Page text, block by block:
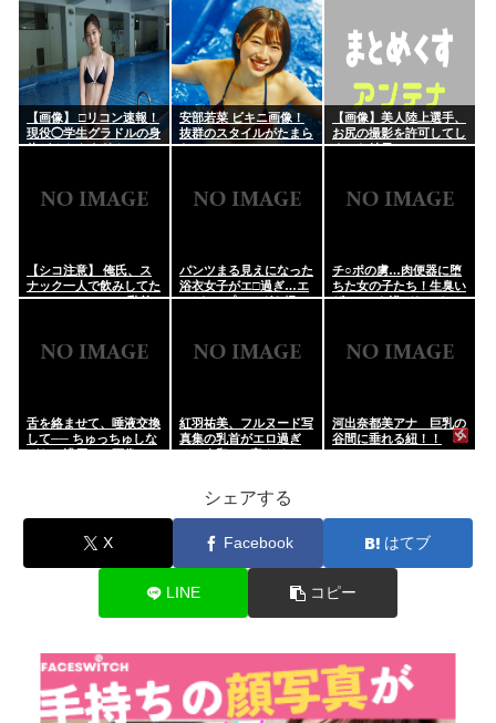
イドルを巨漢プレスでレ
イプした
【画像】 □リコン速報！
現役◯学生グラドルの身
体がオトナすぎるｗｗｗ
安部若菜 ビキニ画像！
抜群のスタイルがたまら
ない！
【画像】美人陸上選手、
お尻の撮影を許可してし
まった結果ｗｗｗｗｗｗ
【シコ注意】 俺氏、ス
ナック一人で飲みしてた
OL(35)にホテルで乳首
パンツまる見えになった
浴衣女子がエ□過ぎ…エ
●チなハプニングを撮っ
チ○ポの虜…肉便器に堕
ちた女の子たち！生臭い
ザー○ンを浴びたぶさい
舌を絡ませて、唾液交換
して── ちゅっちゅしな
がらの濃厚エッ画像♪
紅羽祐美、フルヌード写
真集の乳首がエロ過ぎ
る！令和のM字クイーン
河出奈都美アナ 巨乳の
谷間に垂れる紐！！
シェアする
X Facebook はてブ
LINE コピー